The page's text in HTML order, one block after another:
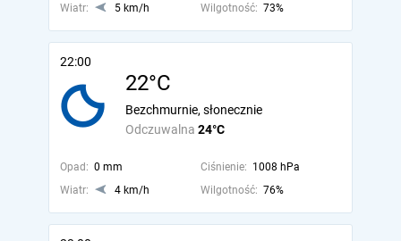
Wiatr:
5 km/h Wilgotność: 73%
22:00
22°C
Odczuwalna 24°C
Bezchmurnie, słonecznie
Opad: 0 mm Ciśnienie: 1008 hPa
Wiatr:
4 km/h Wilgotność: 76%